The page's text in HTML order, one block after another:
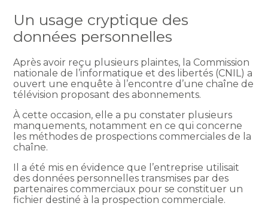
Un usage cryptique des
données personnelles
Après avoir reçu plusieurs plaintes, la Commission
nationale de l’informatique et des libertés (CNIL) a
ouvert une enquête à l’encontre d’une chaîne de
télévision proposant des abonnements.
À cette occasion, elle a pu constater plusieurs
manquements, notamment en ce qui concerne
les méthodes de prospections commerciales de la
chaîne.
Il a été mis en évidence que l’entreprise utilisait
des données personnelles transmises par des
partenaires commerciaux pour se constituer un
fichier destiné à la prospection commerciale.